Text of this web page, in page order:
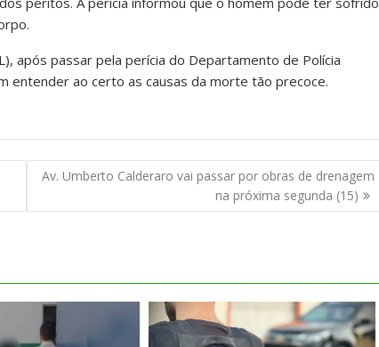
após passar pela perícia do Departamento de Polícia
entender ao certo as causas da morte tão precoce.
Av. Umberto Calderaro vai passar por obras de drenagem
na próxima segunda (15)